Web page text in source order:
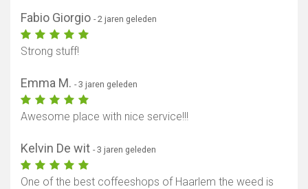
Fabio Giorgio - 2 jaren geleden
Strong stuff!
Emma M. - 3 jaren geleden
Awesome place with nice service!!!
Kelvin De wit - 3 jaren geleden
One of the best coffeeshops of Haarlem the weed is